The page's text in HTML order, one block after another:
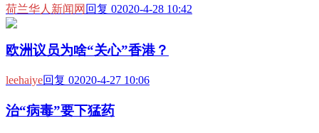
荷兰华人新闻网 回复 02020-4-28 10:42
欧洲议员为啥“关心”香港？
leehaiye回复 02020-4-27 10:06
治“病毒”要下猛药